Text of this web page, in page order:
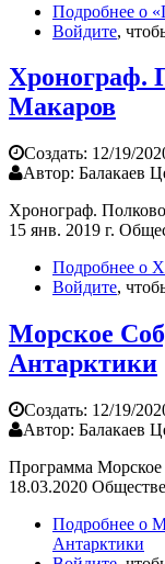
Подробнее о
Войдите,
Хронограф.
Макаров
Создать: 12/19/
Автор: Балакаев
Хронограф.
15 янв. 2019 г.
Подробнее о
Войдите,
Морское
Антарктики
Создать: 12/19/
Автор: Балакаев
Программа Морское
18.03.2020
Подробнее о
Антарктики